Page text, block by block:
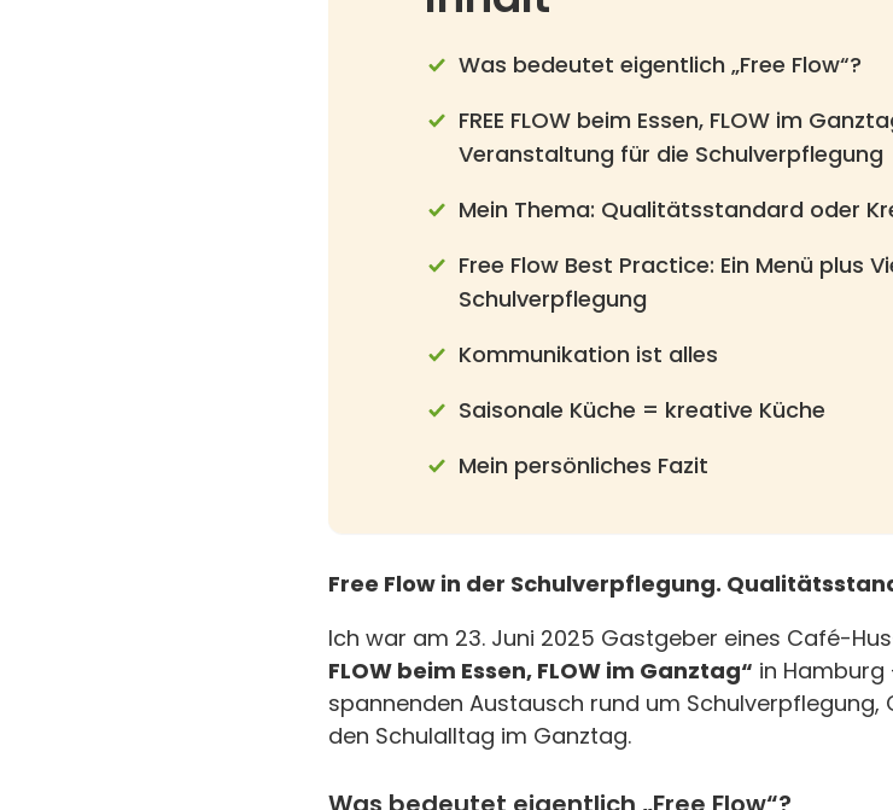
Was bedeutet eigentlich „Free Flow“?
FREE FLOW beim Essen, FLOW im
Veranstaltung für die Schulverpflegung
Mein Thema: Qualitätsstandard oder
Free Flow Best Practice: Ein Menü plus
Schulverpflegung
Kommunikation ist alles
Saisonale Küche = kreative Küche
Mein persönliches Fazit
Free Flow in der Schulverpflegung.
Ich war am 23. Juni 2025 Gastgeber eines Café-
FLOW beim Essen, FLOW im Ganztag“ in
spannenden Austausch rund um
den Schulalltag im Ganztag.